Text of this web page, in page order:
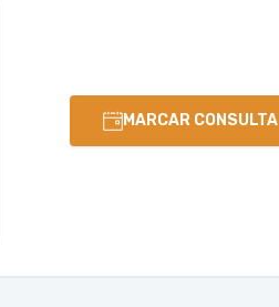
MARCAR CONSULTA